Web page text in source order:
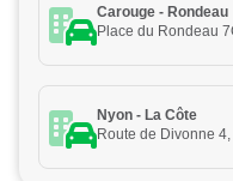
Carouge - Rondeau
Place du Rondeau
Nyon - La Côte
Route de Divonne